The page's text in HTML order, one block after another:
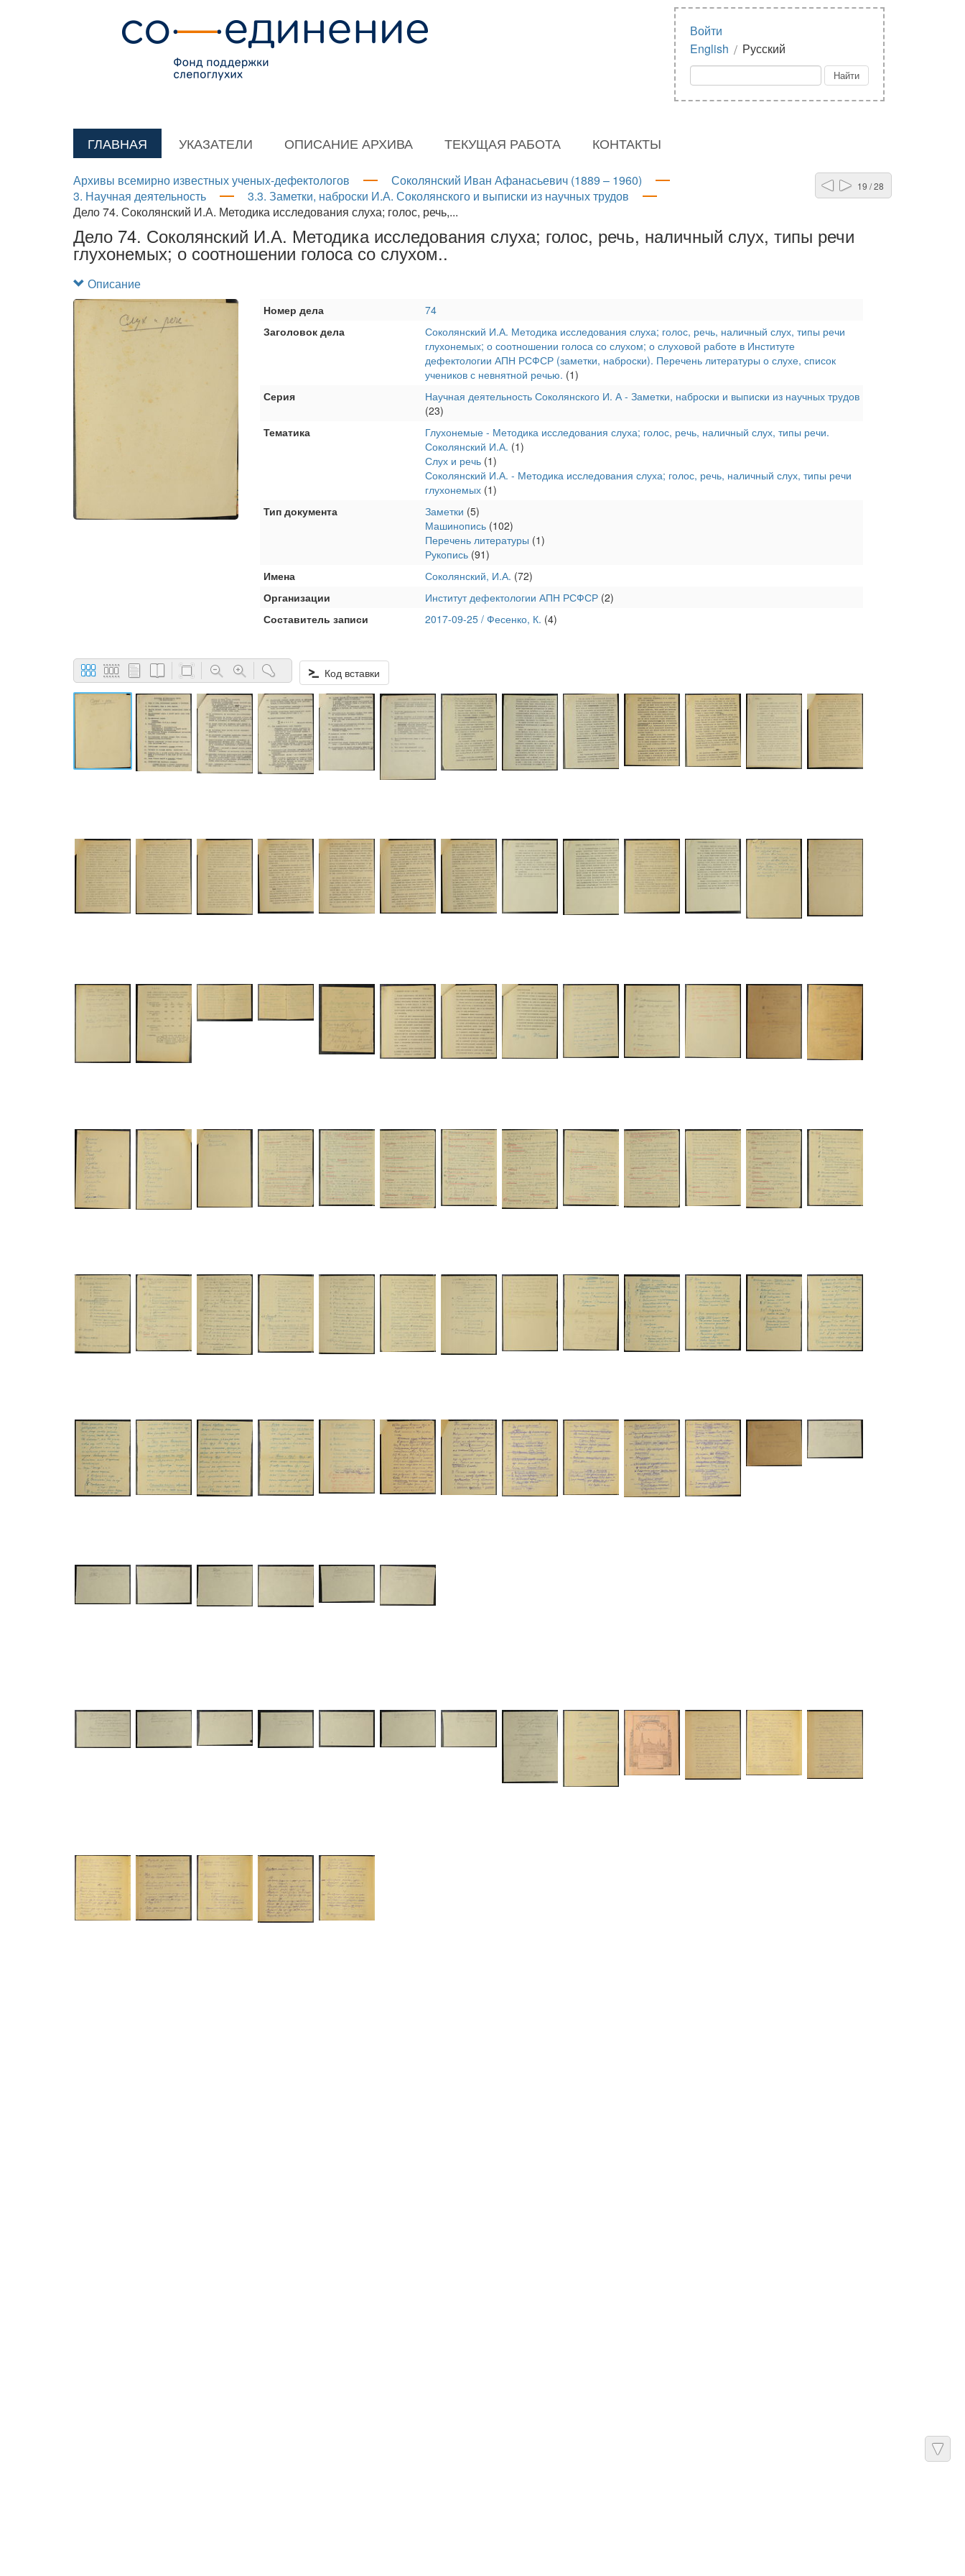
Войти
English / Русский
ГЛАВНАЯ УКАЗАТЕЛИ ОПИСАНИЕ АРХИВА ТЕКУЩАЯ РАБОТА КОНТАКТЫ
19 / 28
Архивы всемирно известных ученых-дефектологов
Соколянский Иван Афанасьевич (1889 – 1960)
3. Научная деятельность
3.3. Заметки, наброски И.А. Соколянского и выписки из научных трудов
Дело 74. Соколянский И.А. Методика исследования слуха; голос, речь,...
Дело 74. Соколянский И.А. Методика исследования слуха; голос, речь, наличный слух, типы речи
глухонемых; о соотношении голоса со слухом..
Описание
Номер дела
74
Заголовок дела
Соколянский И.А. Методика исследования слуха; голос, речь, наличный слух, типы речи
глухонемых; о соотношении голоса со слухом; о слуховой работе в Институте
дефектологии АПН РСФСР (заметки, наброски). Перечень литературы о слухе, список
учеников с невнятной речью. (1)
Серия
Научная деятельность Соколянского И. А - Заметки, наброски и выписки из научных трудов
(23)
Тематика
Глухонемые - Методика исследования слуха; голос, речь, наличный слух, типы речи.
Соколянский И.А. (1)
Слух и речь (1)
Соколянский И.А. - Методика исследования слуха; голос, речь, наличный слух, типы речи
глухонемых (1)
Тип документа
Заметки (5)
Машинопись (102)
Перечень литературы (1)
Рукопись (91)
Имена
Соколянский, И.А. (72)
Организации
Институт дефектологии АПН РСФСР (2)
Составитель записи
2017-09-25 / Фесенко, К. (4)
Код вставки